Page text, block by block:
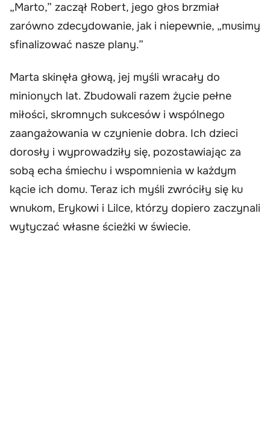
„Marto,” zaczął Robert, jego głos brzmiał
zarówno zdecydowanie, jak i niepewnie, „musimy
sfinalizować nasze plany.”
Marta skinęła głową, jej myśli wracały do
minionych lat. Zbudowali razem życie pełne
miłości, skromnych sukcesów i wspólnego
zaangażowania w czynienie dobra. Ich dzieci
dorosły i wyprowadziły się, pozostawiając za
sobą echa śmiechu i wspomnienia w każdym
kącie ich domu. Teraz ich myśli zwróciły się ku
wnukom, Erykowi i Lilce, którzy dopiero zaczynali
wytyczać własne ścieżki w świecie.